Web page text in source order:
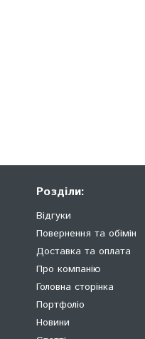
Розділи:
Відгуки
Повернення та обімін
Доставка та оплата
Про компанію
Головна сторінка
Портфоліо
Новини